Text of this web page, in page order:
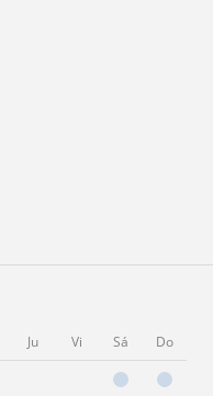
Ju Vi Sá Do